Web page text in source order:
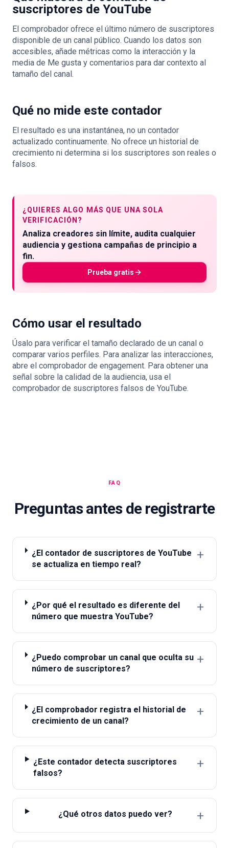
suscriptores de YouTube
El comprobador ofrece el último número de suscriptores
disponible de un canal público. Cuando los datos son
accesibles, añade métricas como la interacción y la
media de Me gusta y comentarios para dar contexto al
tamaño del canal.
Qué no mide este contador
El resultado es una instantánea, no un contador
actualizado continuamente. No ofrece un historial de
crecimiento ni determina si los suscriptores son reales o
falsos.
¿QUIERES ALGO MÁS QUE UNA SOLA
VERIFICACIÓN?
Analiza creadores sin límite, audita cualquier
audiencia y gestiona campañas de principio a
fin.
Prueba gratis
Cómo usar el resultado
Úsalo para verificar el tamaño declarado de un canal o
comparar varios perfiles. Para analizar las interacciones,
abre el comprobador de engagement. Para obtener una
señal sobre la calidad de la audiencia, usa el
comprobador de suscriptores falsos de YouTube.
FAQ
Preguntas antes de registrarte
¿El contador de suscriptores de YouTube
se actualiza en tiempo real?
+
¿Por qué el resultado es diferente del
número que muestra YouTube?
+
¿Puedo comprobar un canal que oculta su
número de suscriptores?
+
¿El comprobador registra el historial de
crecimiento de un canal?
+
¿Este contador detecta suscriptores
falsos?
+
¿Qué otros datos puedo ver? +